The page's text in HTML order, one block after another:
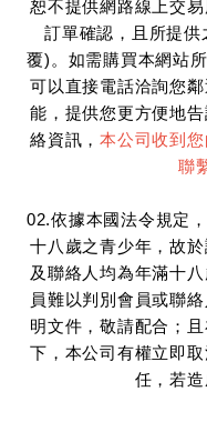
恕不提供網路線上交
訂單確認，且所提
覆)。如需購買本網站
可以直接電話洽詢您
能，提供您更方便地
絡資訊，本公司收到
聯
02.依據本國法令規定
十八歲之青少年，故
及聯絡人均為年滿十
員難以判別會員或聯
明文件，敬請配合；
下，本公司有權立即
任，若造